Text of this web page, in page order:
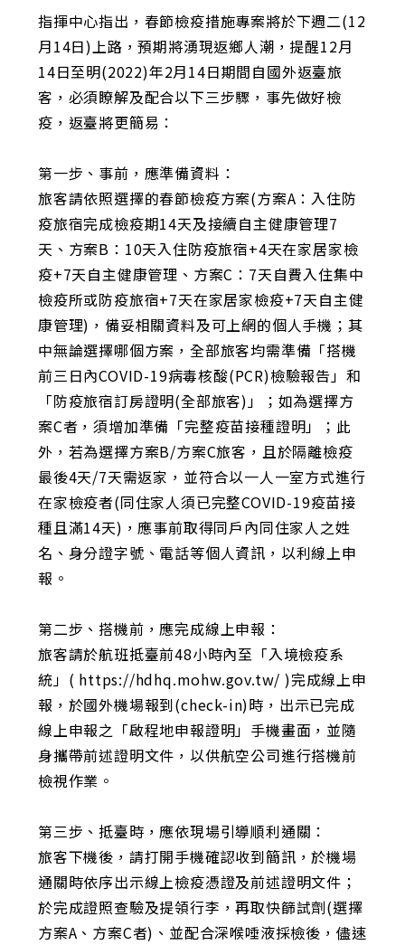
指揮中心指出，春節檢疫措施專案將於下週二(12
月14日)上路，預期將湧現返鄉人潮，提醒12月
14日至明(2022)年2月14日期間自國外返臺旅
客，必須瞭解及配合以下三步驟，事先做好檢
疫，返臺將更簡易：
第一步、事前，應準備資料：
旅客請依照選擇的春節檢疫方案(方案A：入住防
疫旅宿完成檢疫期14天及接續自主健康管理7
天、方案B：10天入住防疫旅宿+4天在家居家檢
疫+7天自主健康管理、方案C：7天自費入住集中
檢疫所或防疫旅宿+7天在家居家檢疫+7天自主健
康管理)，備妥相關資料及可上網的個人手機；其
中無論選擇哪個方案，全部旅客均需準備「搭機
前三日內COVID-19病毒核酸(PCR)檢驗報告」和
「防疫旅宿訂房證明(全部旅客)」；如為選擇方
案C者，須增加準備「完整疫苗接種證明」；此
外，若為選擇方案B/方案C旅客，且於隔離檢疫
最後4天/7天需返家，並符合以一人一室方式進行
在家檢疫者(同住家人須已完整COVID-19疫苗接
種且滿14天)，應事前取得同戶內同住家人之姓
名、身分證字號、電話等個人資訊，以利線上申
報。
第二步、搭機前，應完成線上申報：
旅客請於航班抵臺前48小時內至「入境檢疫系
統」( https://hdhq.mohw.gov.tw/ )完成線上申
報，於國外機場報到(check-in)時，出示已完成
線上申報之「啟程地申報證明」手機畫面，並隨
身攜帶前述證明文件，以供航空公司進行搭機前
檢視作業。
第三步、抵臺時，應依現場引導順利通關：
旅客下機後，請打開手機確認收到簡訊，於機場
通關時依序出示線上檢疫憑證及前述證明文件；
於完成證照查驗及提領行李，再取快篩試劑(選擇
方案A、方案C者)、並配合深喉唾液採檢後，儘速